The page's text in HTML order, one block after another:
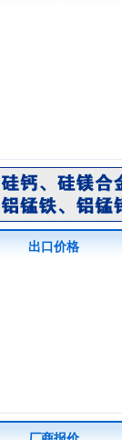
出口价格